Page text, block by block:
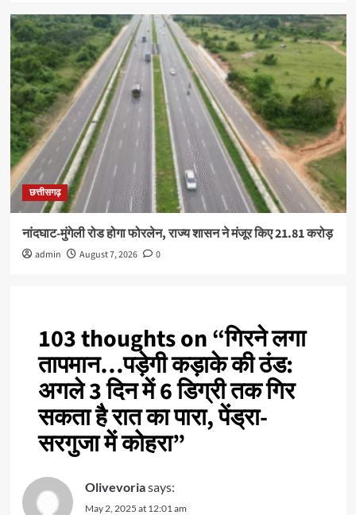
छत्तीसगढ़
नांदघाट-मुंगेली रोड होगा फोरलेन, राज्य शासन ने मंजूर किए 21.81 करोड़
admin August 7, 2026 0
103 thoughts on “गिरने लगा
तापमान…पड़ेगी कड़ाके की ठंड:
अगले 3 दिन में 6 डिग्री तक गिर
सकता है रात का पारा, पेंड्रा-
सरगुजा में कोहरा”
Olivevoriasays:
May 2, 2025 at 12:01 am